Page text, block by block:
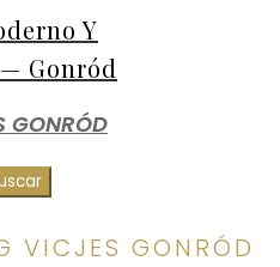
Y
Gonród
GONRÓD
VICJES GONRÓD